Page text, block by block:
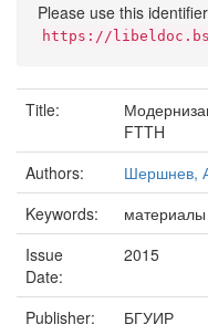
Please use this
https://
Title:
FTTH
Authors:
Шершнев,
Keywords:
Issue
Date:
2015
Publisher:
БГУИР